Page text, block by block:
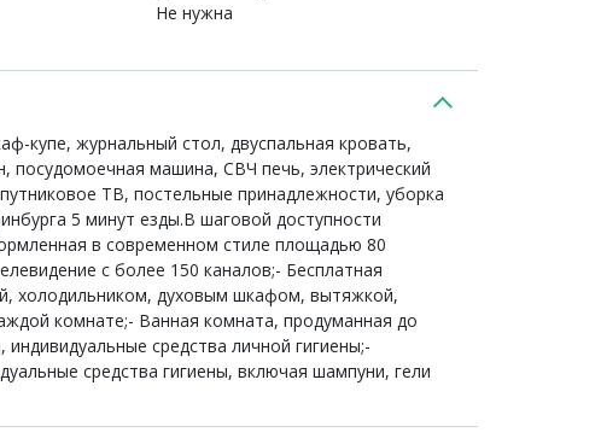
Не нужна
купе, журнальный стол, двуспальная кровать,
машина, СВЧ печь, электрический
ТВ, постельные принадлежности, уборка
5 минут езды.В шаговой доступности
в современном стиле площадью 80
с более 150 каналов;- Бесплатная
холодильником, духовым шкафом, вытяжкой,
комнате;- Ванная комната, продуманная до
средства личной гигиены;-
средства гигиены, включая шампуни, гели